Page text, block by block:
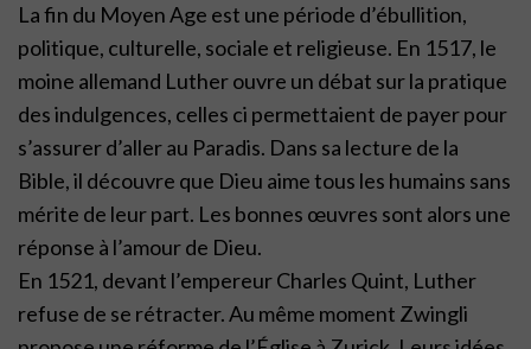
La fin du Moyen Age est une période d’ébullition,
politique, culturelle, sociale et religieuse. En 1517, le
moine allemand Luther ouvre un débat sur la pratique
des indulgences, celles ci permettaient de payer pour
s’assurer d’aller au Paradis. Dans sa lecture de la
Bible, il découvre que Dieu aime tous les humains sans
mérite de leur part. Les bonnes œuvres sont alors une
réponse à l’amour de Dieu.
En 1521, devant l’empereur Charles Quint, Luther
refuse de se rétracter. Au même moment Zwingli